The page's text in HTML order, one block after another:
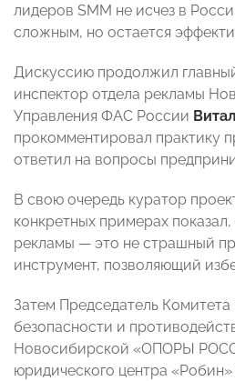
лидеров SMM не исчез в
сложным, но остается
Дискуссию продолжил
инспектор отдела рекламы
Управления ФАС России
прокомментировал практику
ответил на вопросы
В свою очередь куратор
конкретных примерах
рекламы — это не страшный
инструмент, позволяющий
Затем Председатель
безопасности и
Новосибирской «ОПОРЫ
юридического центра «Робин»